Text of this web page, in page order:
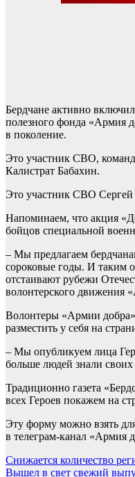
Бердчане активно
полезного фонда «Армия
в поколение.
Это участник СВО,
Калистрат Бабахин.
Это участник СВО Сергей
Напоминаем, что акция
бойцов специальной
– Мы предлагаем
сороковые годы. И таким
отстаивают рубежи
волонтерского движения
Волонтеры «Армии добра»
разместить у себя на
– Мы опубликуем лица
больше людей знали
Традиционно газета
всех Героев покажем на
Эту форму можно взять
в телеграм-канал «Армия
Навигация
Снижается количество
Вышел в свет свежий